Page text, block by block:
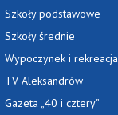
Szkoły podstawowe
Szkoły średnie
Wypoczynek i rekreacja
TV Aleksandrów
Gazeta „40 i cztery”